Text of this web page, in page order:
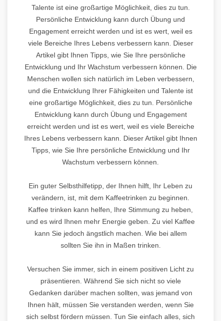
Talente ist eine großartige Möglichkeit, dies zu tun.
Persönliche Entwicklung kann durch Übung und
Engagement erreicht werden und ist es wert, weil es
viele Bereiche Ihres Lebens verbessern kann. Dieser
Artikel gibt Ihnen Tipps, wie Sie Ihre persönliche
Entwicklung und Ihr Wachstum verbessern können. Die
Menschen wollen sich natürlich im Leben verbessern,
und die Entwicklung Ihrer Fähigkeiten und Talente ist
eine großartige Möglichkeit, dies zu tun. Persönliche
Entwicklung kann durch Übung und Engagement
erreicht werden und ist es wert, weil es viele Bereiche
Ihres Lebens verbessern kann. Dieser Artikel gibt Ihnen
Tipps, wie Sie Ihre persönliche Entwicklung und Ihr
Wachstum verbessern können.
Ein guter Selbsthilfetipp, der Ihnen hilft, Ihr Leben zu
verändern, ist, mit dem Kaffeetrinken zu beginnen.
Kaffee trinken kann helfen, Ihre Stimmung zu heben,
und es wird Ihnen mehr Energie geben. Zu viel Kaffee
kann Sie jedoch ängstlich machen. Wie bei allem
sollten Sie ihn in Maßen trinken.
Versuchen Sie immer, sich in einem positiven Licht zu
präsentieren. Während Sie sich nicht so viele
Gedanken darüber machen sollten, was jemand von
Ihnen hält, müssen Sie verstanden werden, wenn Sie
sich selbst fördern müssen. Tun Sie einfach alles, sich